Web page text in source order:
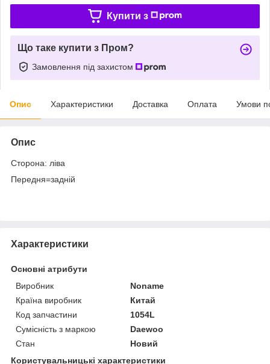
Купити з
Що таке купити з Пром?
Замовлення під захистом
Опис Характеристики Доставка Оплата Умови
Опис
Сторона: ліва
Передня=задній
Характеристики
Основні атрибути
Виробник
Noname
Країна виробник
Китай
Код запчастини
1054L
Сумісність з маркою
Daewoo
Стан
Новий
Користувальницькі характеристики